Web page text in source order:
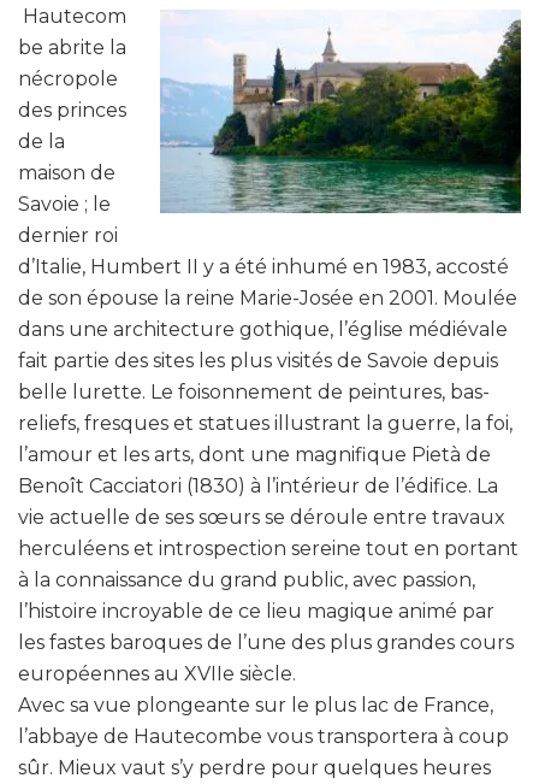
Hautecom
be abrite la
nécropole
des princes
de la
maison de
Savoie ; le
dernier roi
d’Italie, Humbert II y a été inhumé en 1983, accosté
de son épouse la reine Marie-Josée en 2001. Moulée
dans une architecture gothique, l’église médiévale
fait partie des sites les plus visités de Savoie depuis
belle lurette. Le foisonnement de peintures, bas-
reliefs, fresques et statues illustrant la guerre, la foi,
l’amour et les arts, dont une magnifique Pietà de
Benoît Cacciatori (1830) à l’intérieur de l’édifice. La
vie actuelle de ses sœurs se déroule entre travaux
herculéens et introspection sereine tout en portant
à la connaissance du grand public, avec passion,
l’histoire incroyable de ce lieu magique animé par
les fastes baroques de l’une des plus grandes cours
européennes au XVIIe siècle.
Avec sa vue plongeante sur le plus lac de France,
l’abbaye de Hautecombe vous transportera à coup
sûr. Mieux vaut s’y perdre pour quelques heures